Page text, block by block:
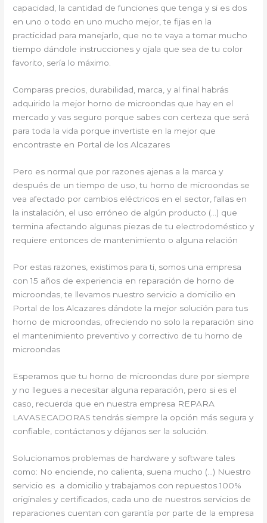
capacidad, la cantidad de funciones que tenga y si es dos
en uno o todo en uno mucho mejor, te fijas en la
practicidad para manejarlo, que no te vaya a tomar mucho
tiempo dándole instrucciones y ojala que sea de tu color
favorito, sería lo máximo.
Comparas precios, durabilidad, marca, y al final habrás
adquirido la mejor horno de microondas que hay en el
mercado y vas seguro porque sabes con certeza que será
para toda la vida porque invertiste en la mejor que
encontraste en Portal de los Alcazares
Pero es normal que por razones ajenas a la marca y
después de un tiempo de uso, tu horno de microondas se
vea afectado por cambios eléctricos en el sector, fallas en
la instalación, el uso erróneo de algún producto (…) que
termina afectando algunas piezas de tu electrodoméstico y
requiere entonces de mantenimiento o alguna relación
Por estas razones, existimos para ti, somos una empresa
con 15 años de experiencia en reparación de horno de
microondas, te llevamos nuestro servicio a domicilio en
Portal de los Alcazares dándote la mejor solución para tus
horno de microondas, ofreciendo no solo la reparación sino
el mantenimiento preventivo y correctivo de tu horno de
microondas
Esperamos que tu horno de microondas dure por siempre
y no llegues a necesitar alguna reparación, pero si es el
caso, recuerda que en nuestra empresa REPARA
LAVASECADORAS tendrás siempre la opción más segura y
confiable, contáctanos y déjanos ser la solución.
Solucionamos problemas de hardware y software tales
como: No enciende, no calienta, suena mucho (…) Nuestro
servicio es a domicilio y trabajamos con repuestos 100%
originales y certificados, cada uno de nuestros servicios de
reparaciones cuentan con garantía por parte de la empresa